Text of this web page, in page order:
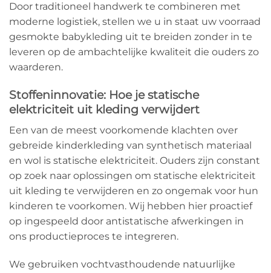
Door traditioneel handwerk te combineren met
moderne logistiek, stellen we u in staat uw voorraad
gesmokte babykleding uit te breiden zonder in te
leveren op de ambachtelijke kwaliteit die ouders zo
waarderen.
Stoffeninnovatie: Hoe je statische
elektriciteit uit kleding verwijdert
Een van de meest voorkomende klachten over
gebreide kinderkleding van synthetisch materiaal
en wol is statische elektriciteit. Ouders zijn constant
op zoek naar oplossingen om statische elektriciteit
uit kleding te verwijderen en zo ongemak voor hun
kinderen te voorkomen. Wij hebben hier proactief
op ingespeeld door antistatische afwerkingen in
ons productieproces te integreren.
We gebruiken vochtvasthoudende natuurlijke